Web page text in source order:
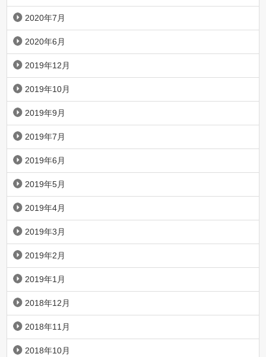
2020年7月
2020年6月
2019年12月
2019年10月
2019年9月
2019年7月
2019年6月
2019年5月
2019年4月
2019年3月
2019年2月
2019年1月
2018年12月
2018年11月
2018年10月